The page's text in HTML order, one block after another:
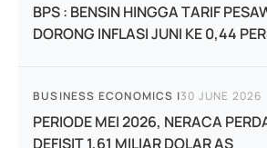
BPS : BENSIN HINGGA TARIF
DORONG INFLASI JUNI KE 0,44
BUSINESS ECONOMICS |30 JUNE 2026
PERIODE MEI 2026, NERACA
DEFISIT 1,61 MILIAR DOLAR AS